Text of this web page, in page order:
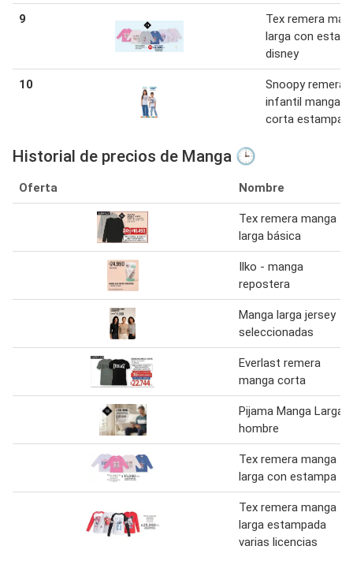
9
Tex remera
larga con
disney
10
Snoopy remera
infantil manga
corta estampa
Historial de precios de Manga 🕒
Oferta Nombre
Tex remera manga
larga básica
Ilko - manga
repostera
Manga larga jersey
seleccionadas
Everlast remera
manga corta
Pijama Manga Larga
hombre
Tex remera manga
larga con estampa
Tex remera manga
larga estampada
varias licencias